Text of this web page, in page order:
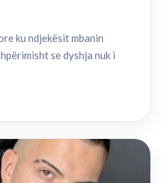
ku ndjekësit mbanin
se dyshja nuk i